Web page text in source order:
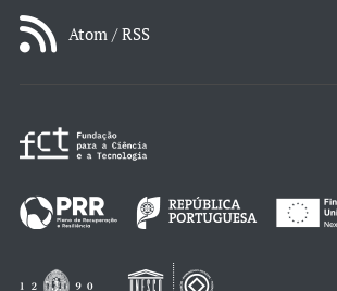
Atom / RSS